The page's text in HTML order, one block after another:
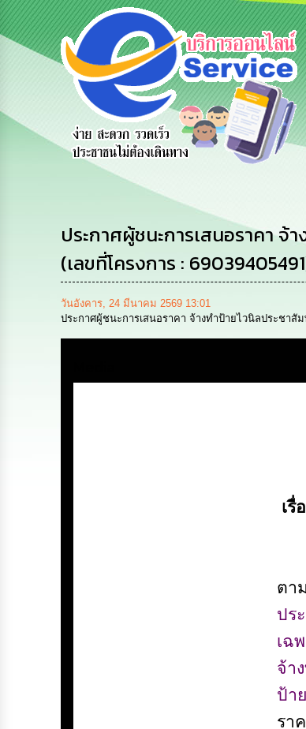
ร้องเรียน
การบริหาร
ทรัพยากร
บุคคล
e-Service
บริการ
ออนไลน์
ถามตอบ
Q&A
ประกาศผู้ชนะการเสนอราคา จ้
(เลขที่โครงการ :
วันอังคาร, 24 มีนาคม 2569 13:01
ประกาศผู้ชนะการเสนอราคา จ้างทำป้ายไวนิลประชาสั